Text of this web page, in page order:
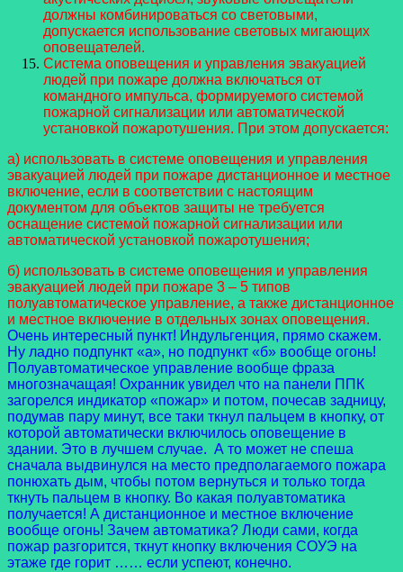
должны комбинироваться со световыми,
допускается использование световых мигающих
оповещателей.
Система оповещения и управления эвакуацией
людей при пожаре должна включаться от
командного импульса, формируемого системой
пожарной сигнализации или автоматической
установкой пожаротушения. При этом допускается:
а) использовать в системе оповещения и управления
эвакуацией людей при пожаре дистанционное и местное
включение, если в соответствии с настоящим
документом для объектов защиты не требуется
оснащение системой пожарной сигнализации или
автоматической установкой пожаротушения;
б) использовать в системе оповещения и управления
эвакуацией людей при пожаре 3 – 5 типов
полуавтоматическое управление, а также дистанционное
и местное включение в отдельных зонах оповещения.
Очень интересный пункт! Индульгенция, прямо скажем.
Ну ладно подпункт «а», но подпункт «б» вообще огонь!
Полуавтоматическое управление вообще фраза
многозначащая! Охранник увидел что на панели ППК
загорелся индикатор «пожар» и потом, почесав задницу,
подумав пару минут, все таки ткнул пальцем в кнопку, от
которой автоматически включилось оповещение в
здании. Это в лучшем случае. А то может не спеша
сначала выдвинулся на место предполагаемого пожара
понюхать дым, чтобы потом вернуться и только тогда
ткнуть пальцем в кнопку. Во какая полуавтоматика
получается! А дистанционное и местное включение
вообще огонь! Зачем автоматика? Люди сами, когда
пожар разгорится, ткнут кнопку включения СОУЭ на
этаже где горит …… если успеют, конечно.